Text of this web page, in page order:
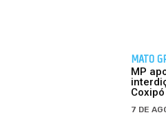
MATO
MP
Coxipó
7 DE